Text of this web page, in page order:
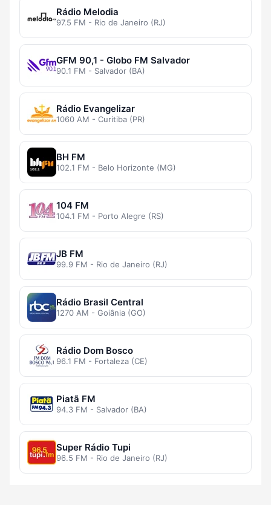
Rádio Melodia
97.5 FM - Rio de Janeiro (RJ)
GFM 90,1 - Globo FM Salvador
90.1 FM - Salvador (BA)
Rádio Evangelizar
1060 AM - Curitiba (PR)
BH FM
102.1 FM - Belo Horizonte (MG)
104 FM
104.1 FM - Porto Alegre (RS)
JB FM
99.9 FM - Rio de Janeiro (RJ)
Rádio Brasil Central
1270 AM - Goiânia (GO)
Rádio Dom Bosco
96.1 FM - Fortaleza (CE)
Piatã FM
94.3 FM - Salvador (BA)
Super Rádio Tupi
96.5 FM - Rio de Janeiro (RJ)